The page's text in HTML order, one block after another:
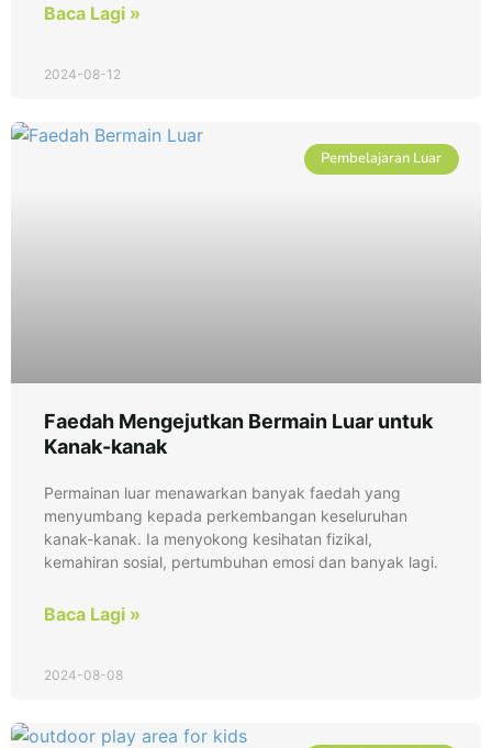
Baca Lagi »
2024-08-12
Pembelajaran Luar
Faedah Mengejutkan Bermain Luar untuk
Kanak-kanak
Permainan luar menawarkan banyak faedah yang
menyumbang kepada perkembangan keseluruhan
kanak-kanak. Ia menyokong kesihatan fizikal,
kemahiran sosial, pertumbuhan emosi dan banyak lagi.
Baca Lagi »
2024-08-08